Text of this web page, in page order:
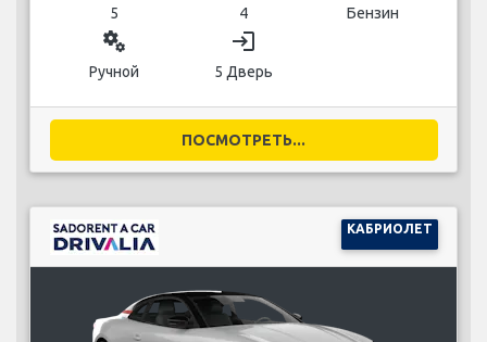
5 4 Бензин
miscellaneous_services
Ручной
login
5 Дверь
ПОСМОТРЕТЬ...
КАБРИОЛЕТ